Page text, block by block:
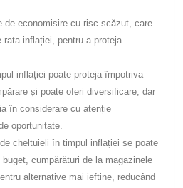
de economisire cu risc scăzut, care
rata inflației, pentru a proteja
inflației poate proteja împotriva
și poate oferi diversificare, dar
în considerare cu atenție
oportunitate.
cheltuieli în timpul inflației se poate
cumpărături de la magazinele
alternative mai ieftine, reducând